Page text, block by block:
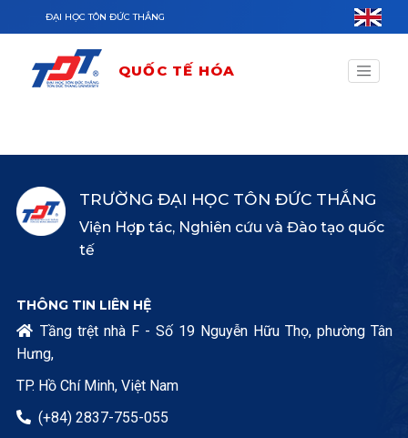
Nhảy đến nội dung
ĐẠI HỌC TÔN ĐỨC THẮNG
QUỐC TẾ HÓA
TRƯỜNG ĐẠI HỌC TÔN ĐỨC THẮNG
Viện Hợp tác, Nghiên cứu và Đào tạo quốc
tế
THÔNG TIN LIÊN HỆ
 Tầng trệt nhà F - Số 19 Nguyễn Hữu Thọ, phường Tân
Hưng,
TP. Hồ Chí Minh, Việt Nam
 (+84) 2837-755-055